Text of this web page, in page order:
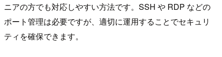
ニアの方でも対応しやすい方法です。SSH や RDP などの
ポート管理は必要ですが、適切に運用することでセキュリ
ティを確保できます。